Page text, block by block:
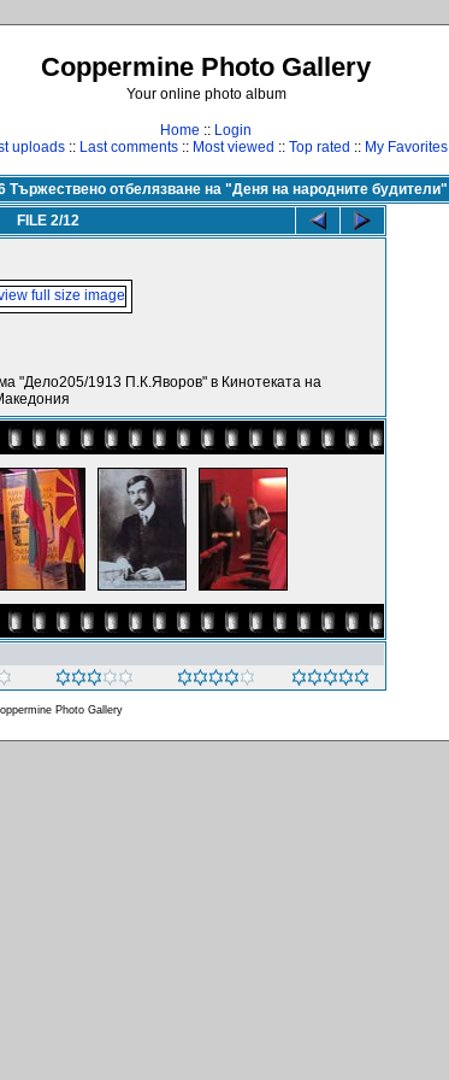
Coppermine Photo Gallery
Your online photo album
Home :: Login
uploads :: Last comments :: Most viewed :: Top rated :: My Favorites
Тържествено отбелязване на "Деня на народните будители"
FILE 2/12
"Дело205/1913 П.К.Яворов" в Кинотеката на
Photo Gallery